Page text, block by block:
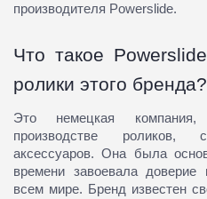
производителя Powerslide.
Что такое
ролики этого бренда?
Это немецкая компания,
производстве роликов,
аксессуаров. Она была
времени завоевала
всем мире. Бренд известен